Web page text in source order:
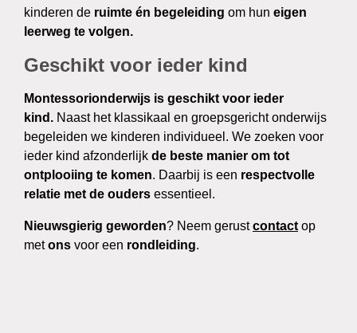
kinderen de ruimte én begeleiding om hun eigen
leerweg te volgen.
Geschikt voor ieder kind
Montessorionderwijs is geschikt voor ieder
kind. Naast het klassikaal en groepsgericht onderwijs
begeleiden we kinderen individueel. We zoeken voor
ieder kind afzonderlijk de beste manier om tot
ontplooiing te komen. Daarbij is een respectvolle
relatie met de ouders essentieel.
Nieuwsgierig geworden? Neem gerustcontact op
metons voor een rondleiding.